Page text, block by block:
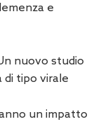
e
nuovo studio
tipo virale
un impatto